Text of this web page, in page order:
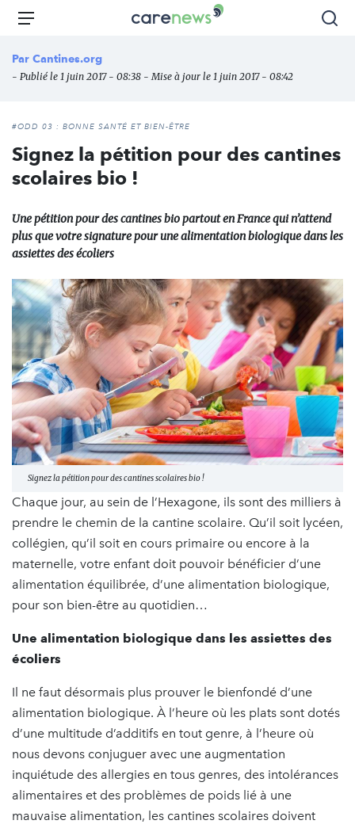
Aller
principal
Carenews,
des
l'engagement
Menu
Par Cantines.org
- Publié le 1 juin 2017 - 08:38 - Mise à jour le 1 juin 2017 - 08:42
#ODD 03 : BONNE SANTÉ ET BIEN-ÊTRE
Signez la pétition pour des cantines
scolaires bio !
Une pétition pour des cantines bio partout en France qui n’attend
plus que votre signature pour une alimentation biologique dans les
assiettes des écoliers
Signez la pétition pour des cantines scolaires bio !
Chaque jour, au sein de l’Hexagone, ils sont des milliers à
prendre le chemin de la cantine scolaire. Qu’il soit lycéen,
collégien, qu’il soit en cours primaire ou encore à la
maternelle, votre enfant doit pouvoir bénéficier d’une
alimentation équilibrée, d’une alimentation biologique,
pour son bien-être au quotidien…
Une alimentation biologique dans les assiettes des
écoliers
Il ne faut désormais plus prouver le bienfondé d’une
alimentation biologique. À l’heure où les plats sont dotés
d’une multitude d’additifs en tout genre, à l’heure où
nous devons conjuguer avec une augmentation
inquiétude des allergies en tous genres, des intolérances
alimentaires et des problèmes de poids lié à une
mauvaise alimentation, les cantines scolaires doivent